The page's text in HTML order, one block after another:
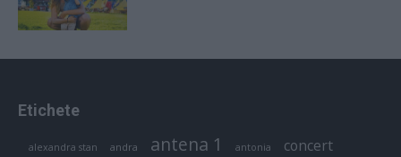
Etichete
alexandra stan andra antena 1 antonia concert